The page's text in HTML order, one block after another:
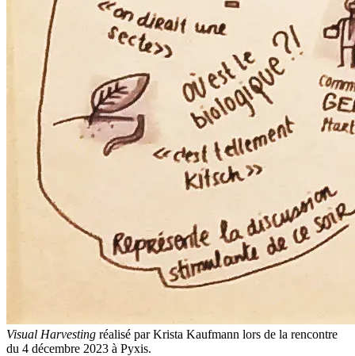
Visual Harvesting réalisé par Krista Kaufmann lors de la rencontre
du 4 décembre 2023 à Pyxis.